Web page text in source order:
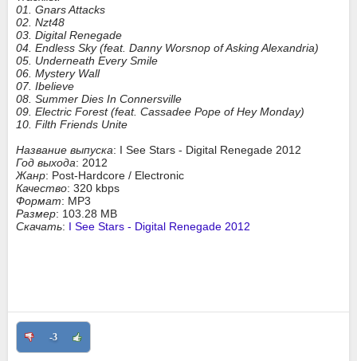
01. Gnars Attacks
02. Nzt48
03. Digital Renegade
04. Endless Sky (feat. Danny Worsnop of Asking Alexandria)
05. Underneath Every Smile
06. Mystery Wall
07. Ibelieve
08. Summer Dies In Connersville
09. Electric Forest (feat. Cassadee Pope of Hey Monday)
10. Filth Friends Unite
Название выпуска: I See Stars - Digital Renegade 2012
Год выхода: 2012
Жанр: Post-Hardcore / Electronic
Качество: 320 kbps
Формат: MP3
Размер: 103.28 MB
Скачать: I See Stars - Digital Renegade 2012
-3